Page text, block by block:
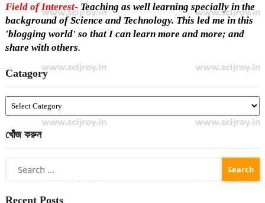
Field of Interest-Teaching as well learning specially in the
background of Science and Technology. This led me in this
'blogging world' so that I can learn more and more; and
share with others.
Catagory
Catagory
খোঁজ করুন
Search
for:
Recent Posts